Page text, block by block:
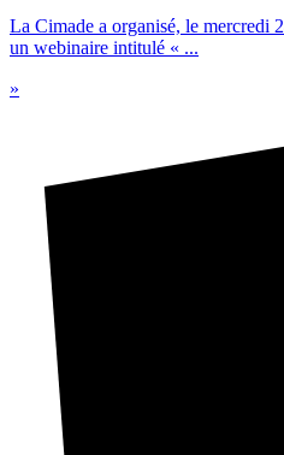
La Cimade a organisé, le mercredi
un webinaire intitulé « ...
»